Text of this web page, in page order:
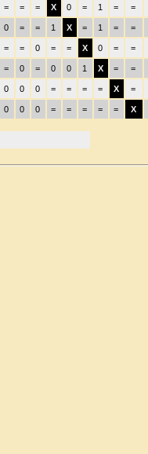
= = = X 0 = 1 = =
0 = = 1 X = 1 = =
= = 0 = = X 0 = =
= 0 = 0 0 1 X = =
0 0 0 = = = = X =
0 0 0 = = = = = X